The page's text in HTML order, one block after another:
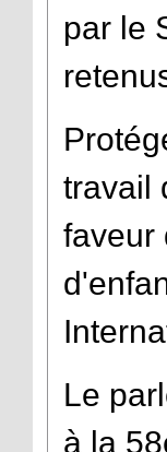
par le
travail
faveur
Le
à la